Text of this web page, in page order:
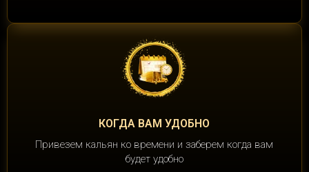
КОГДА ВАМ УДОБНО
Привезем кальян ко времени и заберем когда вам
будет удобно